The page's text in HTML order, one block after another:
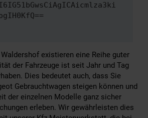
existieren eine Reihe guter
der Fahrzeuge ist seit Jahr und Tag
Dies bedeutet auch, dass Sie
Gebrauchtwagen steigen können und
der einzelnen Modelle ganz sicher
erleben. Wir gewährleisten dies